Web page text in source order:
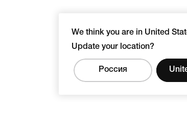
We think you are in United
Update your location?
Россия